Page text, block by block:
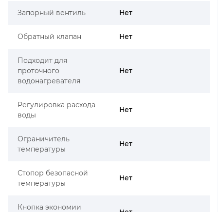
Запорный вентиль Нет
Обратный клапан Нет
Подходит для
проточного
водонагревателя
Нет
Регулировка расхода
воды
Нет
Ограничитель
температуры
Нет
Стопор безопасной
температуры
Нет
Кнопка экономии